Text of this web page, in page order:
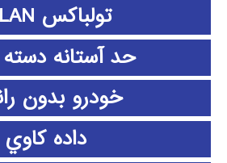
تولباکس WLAN
حد آستانه
خودرو بدون
داده كاوي